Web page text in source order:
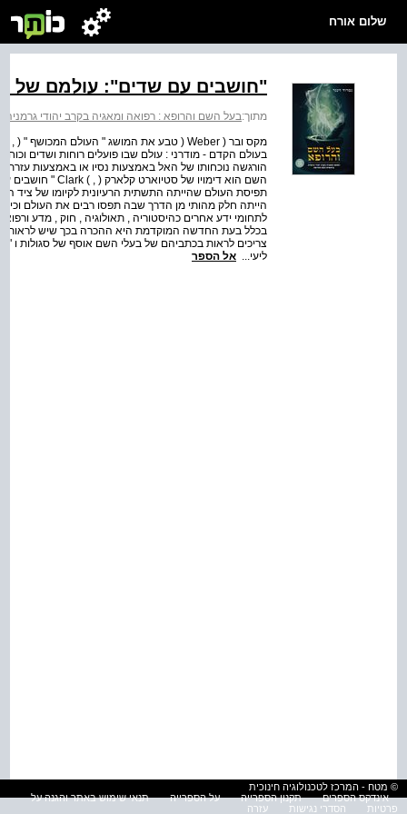
שלום אורח
"חושבים עם שדים": עולמם של
מתוך:בעל השם והרופא : רפואה ומאגיה בקרב יהודי
בעולם הקדם - מודרני : עולם שבו פועלים רוחות ושדים
הורגשה נוכחותו של האל באמצעות נסיו או באמצעות עזרתם
תפיסת העולם שהייתה התשתית הרעיונית לקיומו של ציד
הייתה חלק מהותי מן הדרך שבה תפסו רבים את העולם
לתחומי ידע אחרים כהיסטוריה , תאולוגיה , חוק , מדע
בכלל בעת החדשה המוקדמת היא ההכרה בכך שיש לראות ב
צריכים לראות בכתביהם של בעלי השם אוסף של סגולות ו
ליעי... אל הספר
© מטח - המרכז לטכנולוגיה חינוכית
אינדקס הספרים
תקנון הספרייה על הספרייה
תנאי שימוש באתר והגנה על
פרטיות
הסדרי נגישות עזרה